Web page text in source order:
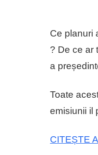
Ce planuri
? De ce ar
a
Toate
emisiunii il
CITEȘTE